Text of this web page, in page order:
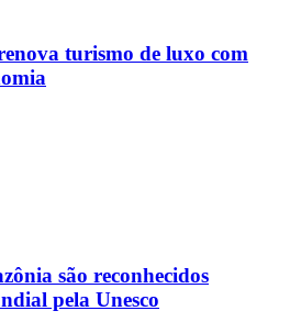
turismo de luxo com
são reconhecidos
pela Unesco